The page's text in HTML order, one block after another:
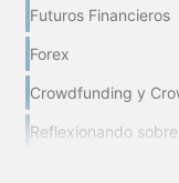
Futuros Financieros
Forex
Crowdfunding y
Reflexionando